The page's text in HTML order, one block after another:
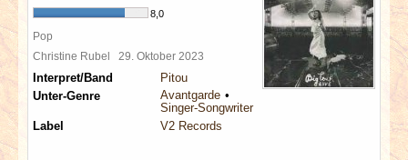
8,0
Pop
Christine Rubel 29. Oktober 2023
Interpret/Band
Pitou
Unter-Genre
Avantgarde
Singer-Songwriter
Label
V2 Records